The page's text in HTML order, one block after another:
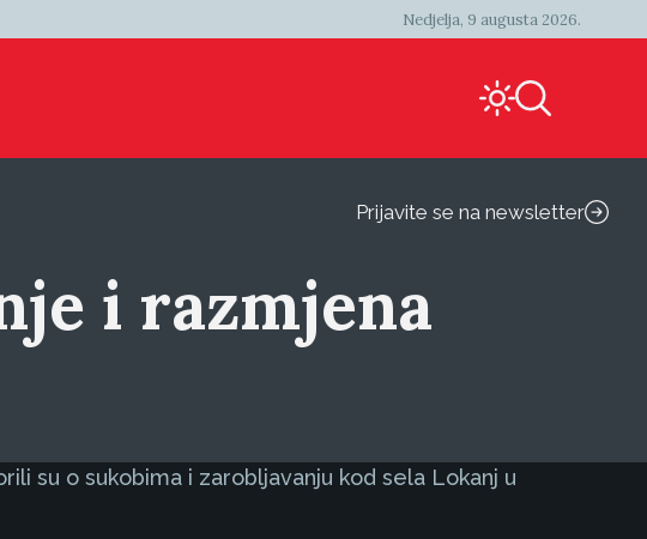
Nedjelja, 9 augusta 2026.
Prijavite se na newsletter
i razmjena
su o sukobima i zarobljavanju kod sela Lokanj u